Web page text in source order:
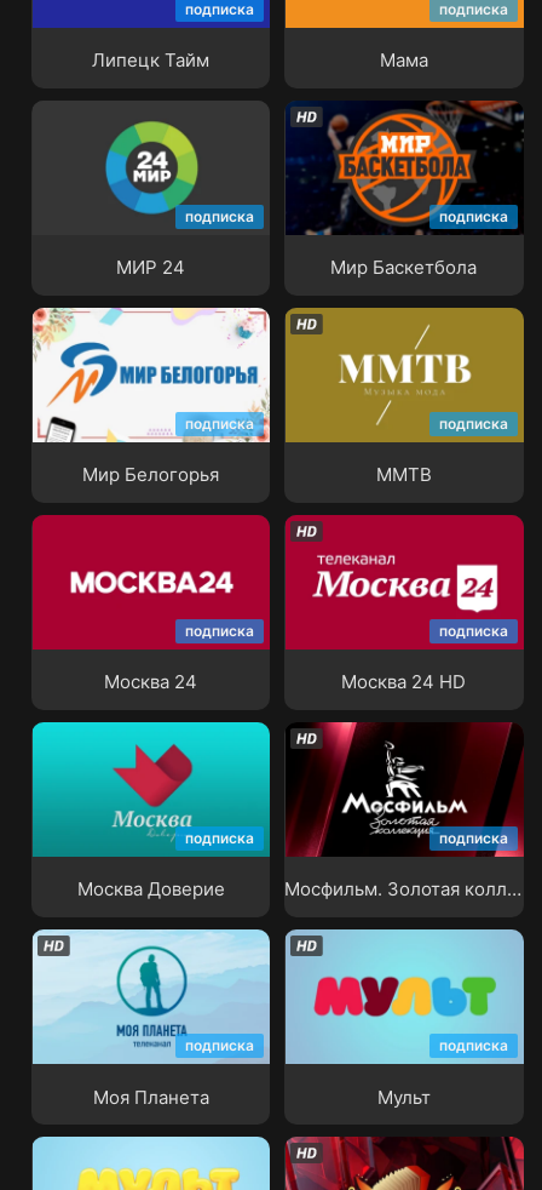
подписка
Липецк Тайм
подписка
Мама
подписка
МИР 24
подписка
Мир Баскетбола
Мир Баскетбола
подписка
Мир Белогорья
Мир Белогорья
подписка
ММТВ
подписка
Москва 24
подписка
Москва 24 HD
подписка
Москва Доверие
Москва Доверие
подписка
Мосфильм. Золотая
коллекция
Мосфильм. Золотая коллекция
подписка
Моя Планета
Моя Планета
подписка
Мульт